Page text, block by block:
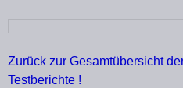
Zurück zur Gesamtübersicht
Testberichte !